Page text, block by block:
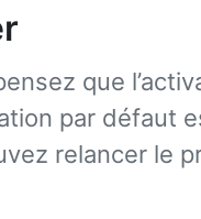
que
par défaut
relancer le